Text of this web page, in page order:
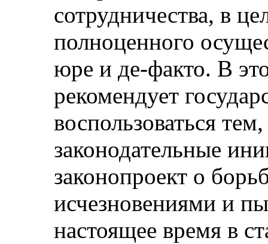
сотрудничества, в
полноценного
юре и де-факто. В
рекомендует
воспользоваться
законодательные
законопроект о
исчезновениями и
настоящее время в